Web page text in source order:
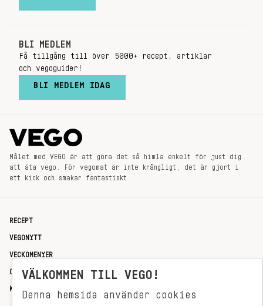
BLI MEDLEM
Få tillgång till över 5000+ recept, artiklar
och vegoguider!
BLI MEDLEM IDAG
Målet med VEGO är att göra det så himla enkelt för just dig
att äta vego. För vegomat är inte krångligt, det är gjort i
ett kick och smakar fantastiskt.
RECEPT
VEGONYTT
VECKOMENYER
OM OSS
KONTAKT
VÄLKOMMEN TILL VEGO!
Denna hemsida använder cookies